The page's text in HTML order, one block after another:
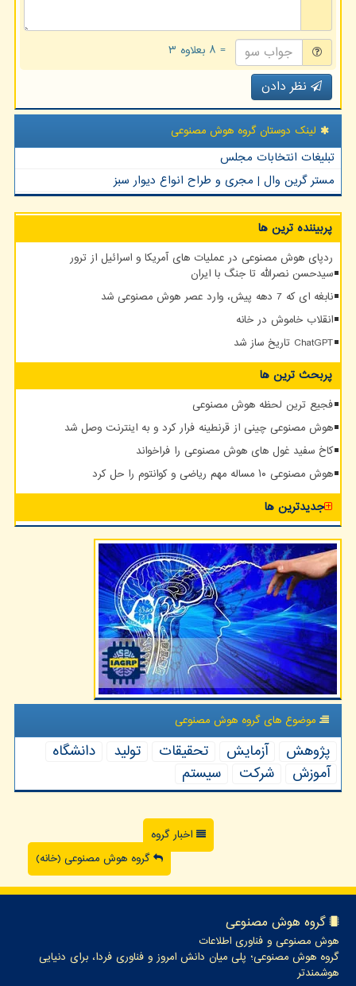
= ۸ بعلاوه ۳
نظر دادن
لینک دوستان گروه هوش مصنوعی
تبلیغات انتخابات مجلس
مستر گرین وال | مجری و طراح انواع دیوار سبز
پربیننده ترین ها
ردپای هوش مصنوعی در عملیات های آمریکا و اسرائیل از ترور
سیدحسن نصرالله تا جنگ با ایران
نابغه ای که 7 دهه پیش، وارد عصر هوش مصنوعی شد
انقلاب خاموش در خانه
ChatGPT تاریخ ساز شد
پربحث ترین ها
فجیع ترین لحظه هوش مصنوعی
هوش مصنوعی چینی از قرنطینه فرار کرد و به اینترنت وصل شد
کاخ سفید غول های هوش مصنوعی را فراخواند
هوش مصنوعی ۱۰ مساله مهم ریاضی و کوانتوم را حل کرد
جدیدترین ها
موضوع های گروه هوش مصنوعی
پژوهش آزمایش تحقیقات تولید
دانشگاه
آموزش
شركت سیستم
اخبار گروه
گروه هوش مصنوعی (خانه)
گروه هوش مصنوعی
هوش مصنوعی و فناوری اطلاعات
گروه هوش مصنوعی؛ پلی میان دانش امروز و فناوری فردا، برای دنیایی
هوشمندتر